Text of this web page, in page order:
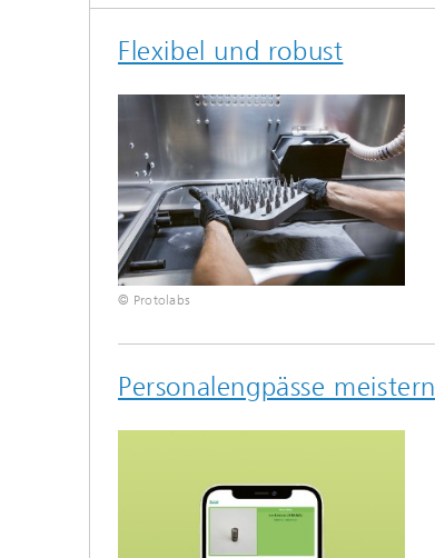
Flexibel und robust
© Protolabs
Personalengpässe meistern